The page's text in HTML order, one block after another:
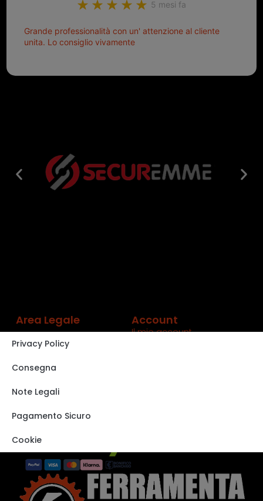
5 mesi fa
Grande professionalità con un' attenzione al cliente
unita. Lo consiglio vivamente
Area Legale
Privacy Policy
Consegna
Note Legali
Pagamento Sicuro
Cookie
Account
Il mio account
VISITA IL NOSTRO